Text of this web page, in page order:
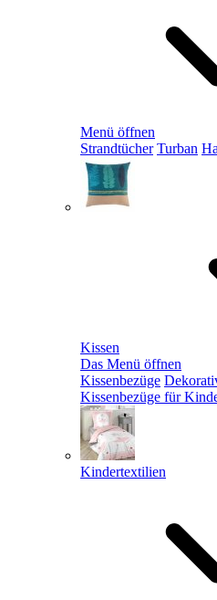
Menü öffnen
Strandtücher Turban
Kissen
Das Menü öffnen
Kissenbezüge
Kissenbezüge für
Kindertextilien